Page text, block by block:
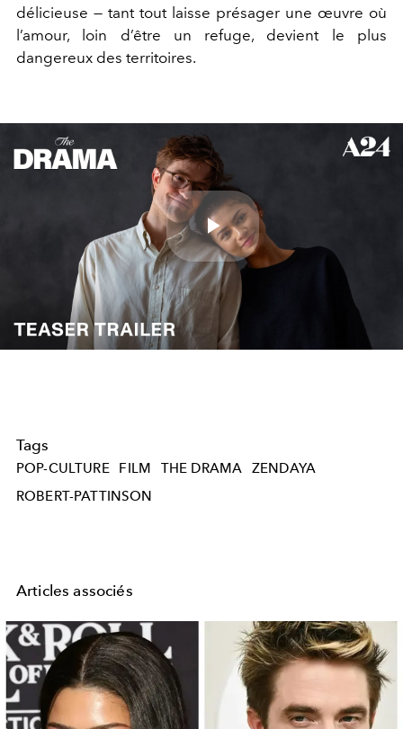
délicieuse — tant tout laisse présager une œuvre où
l’amour, loin d’être un refuge, devient le plus
dangereux des territoires.
Play
Video
Tags
POP-CULTURE FILM THE DRAMA
ZENDAYA
ROBERT-PATTINSON
Articles associés